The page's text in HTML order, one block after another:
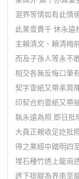
混界等情如有此情
此業壹賣千 休永遠
主賴清文、賴清梅
而及子孫人等永不
相交各無反悔口筆
契字壹紙又帶承買
印契合約壹紙又帶
執永遠為照 即日批
大員正親收足訖批
得之業經中踏明四
埋石種竹透上龍崗
透下排腳為界南至